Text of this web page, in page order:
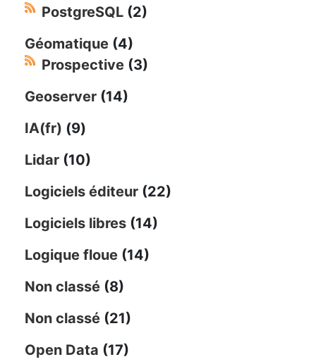
PostgreSQL (2)
Géomatique (4)
Prospective (3)
Geoserver (14)
IA(fr) (9)
Lidar (10)
Logiciels éditeur (22)
Logiciels libres (14)
Logique floue (14)
Non classé (8)
Non classé (21)
Open Data (17)